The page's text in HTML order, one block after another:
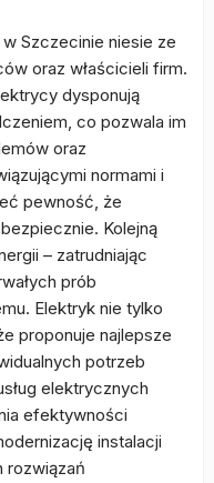
Szczecinie niesie ze
oraz właścicieli firm.
dysponują
co pozwala im
oraz
normami i
pewność, że
Kolejną
– zatrudniając
prób
Elektryk nie tylko
proponuje najlepsze
potrzeb
elektrycznych
efektywności
instalacji
rozwiązań